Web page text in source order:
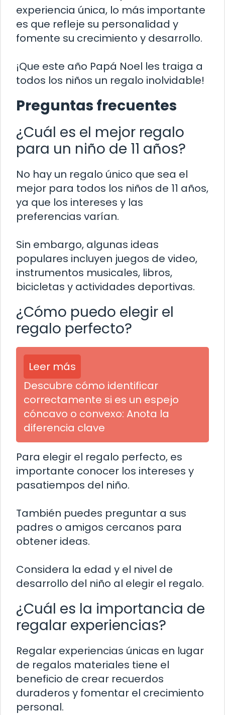
experiencia única, lo más importante
es que refleje su personalidad y
fomente su crecimiento y desarrollo.
¡Que este año Papá Noel les traiga a
todos los niños un regalo inolvidable!
Preguntas frecuentes
¿Cuál es el mejor regalo
para un niño de 11 años?
No hay un regalo único que sea el
mejor para todos los niños de 11 años,
ya que los intereses y las
preferencias varían.
Sin embargo, algunas ideas
populares incluyen juegos de video,
instrumentos musicales, libros,
bicicletas y actividades deportivas.
¿Cómo puedo elegir el
regalo perfecto?
Leer más
Descubre cómo identificar
correctamente si es un espejo
cóncavo o convexo: Anota la
diferencia clave
Para elegir el regalo perfecto, es
importante conocer los intereses y
pasatiempos del niño.
También puedes preguntar a sus
padres o amigos cercanos para
obtener ideas.
Considera la edad y el nivel de
desarrollo del niño al elegir el regalo.
¿Cuál es la importancia de
regalar experiencias?
Regalar experiencias únicas en lugar
de regalos materiales tiene el
beneficio de crear recuerdos
duraderos y fomentar el crecimiento
personal.